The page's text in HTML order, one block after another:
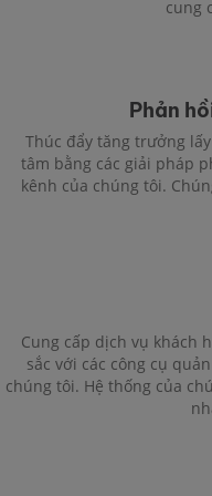
cung
Phản
Thúc đẩy tăng trưởng
tâm bằng các giải pháp
kênh của chúng tôi.
Cung cấp dịch vụ khách
sắc với các công cụ
chúng tôi. Hệ thống của